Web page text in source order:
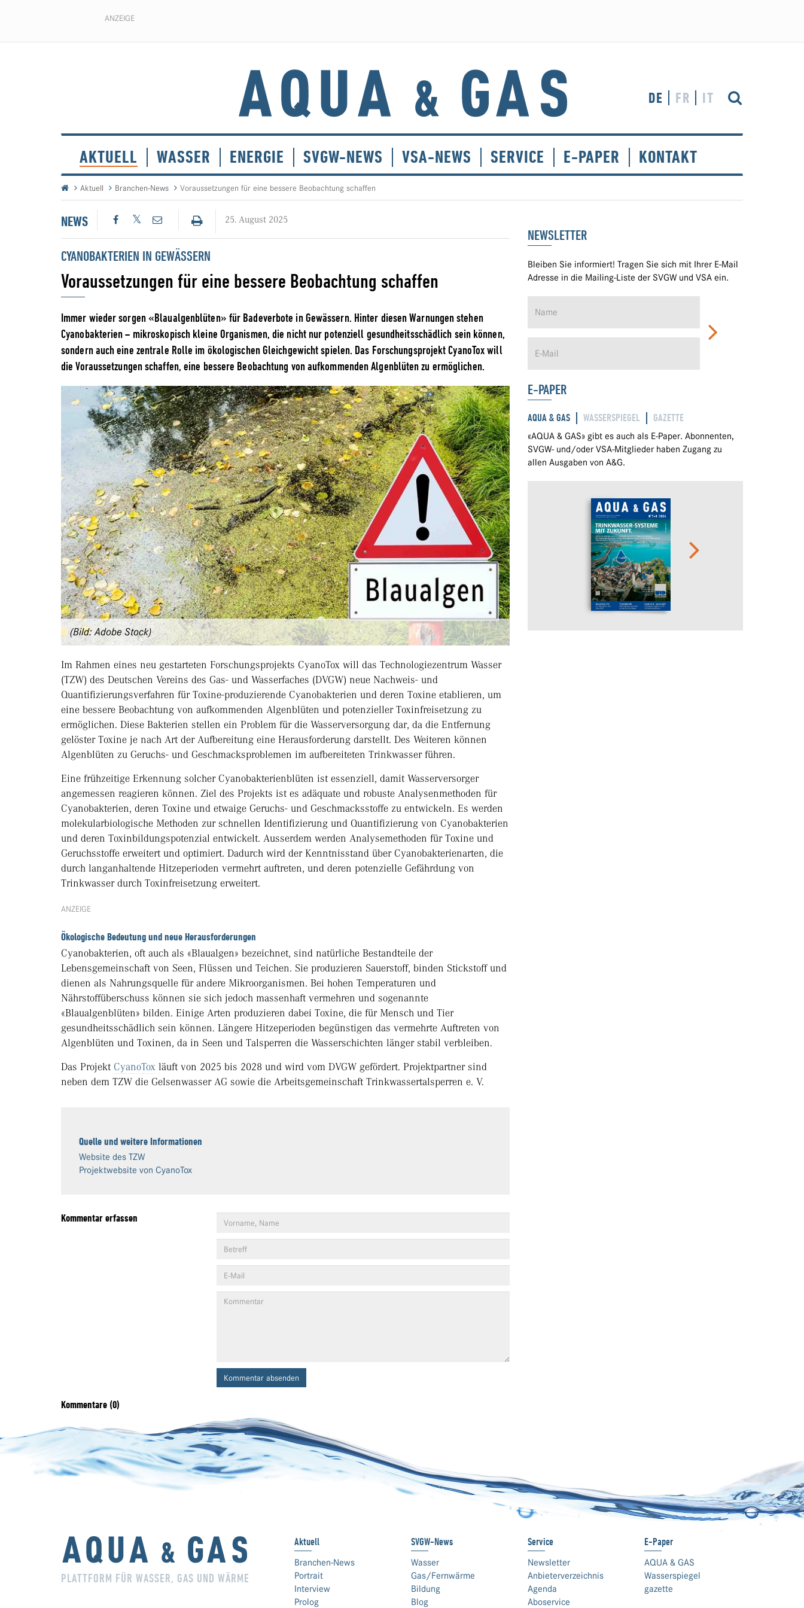
ANZEIGE
DE FR IT
AKTUELL WASSER ENERGIE SVGW-NEWS VSA-NEWS SERVICE E-PAPER KONTAKT
Aktuell Branchen-News Voraussetzungen für eine bessere Beobachtung schaffen
NEWS 25. August 2025
CYANOBAKTERIEN IN GEWÄSSERN
Voraussetzungen für eine bessere Beobachtung schaffen
Immer wieder sorgen «Blaualgenblüten» für Badeverbote in Gewässern. Hinter diesen Warnungen stehen
Cyanobakterien – mikroskopisch kleine Organismen, die nicht nur potenziell gesundheitsschädlich sein können,
sondern auch eine zentrale Rolle im ökologischen Gleichgewicht spielen. Das Forschungsprojekt CyanoTox will
die Voraussetzungen schaffen, eine bessere Beobachtung von aufkommenden Algenblüten zu ermöglichen.
(Bild: Adobe Stock)
Im Rahmen eines neu gestarteten Forschungsprojekts CyanoTox will das Technologiezentrum Wasser
(TZW) des Deutschen Vereins des Gas- und Wasserfaches (DVGW) neue Nachweis- und
Quantifizierungsverfahren für Toxine-produzierende Cyanobakterien und deren Toxine etablieren, um
eine bessere Beobachtung von aufkommenden Algenblüten und potenzieller Toxinfreisetzung zu
ermöglichen. Diese Bakterien stellen ein Problem für die Wasserversorgung dar, da die Entfernung
gelöster Toxine je nach Art der Aufbereitung eine Herausforderung darstellt. Des Weiteren können
Algenblüten zu Geruchs- und Geschmacksproblemen im aufbereiteten Trinkwasser führen.
Eine frühzeitige Erkennung solcher Cyanobakterienblüten ist essenziell, damit Wasserversorger
angemessen reagieren können. Ziel des Projekts ist es adäquate und robuste Analysenmethoden für
Cyanobakterien, deren Toxine und etwaige Geruchs- und Geschmacksstoffe zu entwickeln. Es werden
molekularbiologische Methoden zur schnellen Identifizierung und Quantifizierung von Cyanobakterien
und deren Toxinbildungspotenzial entwickelt. Ausserdem werden Analysemethoden für Toxine und
Geruchsstoffe erweitert und optimiert. Dadurch wird der Kenntnisstand über Cyanobakterienarten, die
durch langanhaltende Hitzeperioden vermehrt auftreten, und deren potenzielle Gefährdung von
Trinkwasser durch Toxinfreisetzung erweitert.
ANZEIGE
Ökologische Bedeutung und neue Herausforderungen
Cyanobakterien, oft auch als «Blaualgen» bezeichnet, sind natürliche Bestandteile der
Lebensgemeinschaft von Seen, Flüssen und Teichen. Sie produzieren Sauerstoff, binden Stickstoff und
dienen als Nahrungsquelle für andere Mikroorganismen. Bei hohen Temperaturen und
Nährstoffüberschuss können sie sich jedoch massenhaft vermehren und sogenannte
«Blaualgenblüten» bilden. Einige Arten produzieren dabei Toxine, die für Mensch und Tier
gesundheitsschädlich sein können. Längere Hitzeperioden begünstigen das vermehrte Auftreten von
Algenblüten und Toxinen, da in Seen und Talsperren die Wasserschichten länger stabil verbleiben.
Das Projekt CyanoTox läuft von 2025 bis 2028 und wird vom DVGW gefördert. Projektpartner sind
neben dem TZW die Gelsenwasser AG sowie die Arbeitsgemeinschaft Trinkwassertalsperren e. V.
Quelle und weitere Informationen
Website des TZW
Projektwebsite von CyanoTox
Kommentar erfassen
Kommentar absenden
Kommentare (0)
NEWSLETTER
Bleiben Sie informiert! Tragen Sie sich mit Ihrer E-Mail
Adresse in die Mailing-Liste der SVGW und VSA ein.
E-PAPER
AQUA & GAS WASSERSPIEGEL GAZETTE
«AQUA & GAS» gibt es auch als E-Paper. Abonnenten,
SVGW- und/oder VSA-Mitglieder haben Zugang zu
allen Ausgaben von A&G.
PLATTFORM FÜR WASSER, GAS UND WÄRME
Aktuell
Branchen-News
Portrait
Interview
Prolog
SVGW-News
Wasser
Gas/Fernwärme
Bildung
Blog
Service
Newsletter
Anbieterverzeichnis
Agenda
Aboservice
E-Paper
AQUA & GAS
Wasserspiegel
gazette